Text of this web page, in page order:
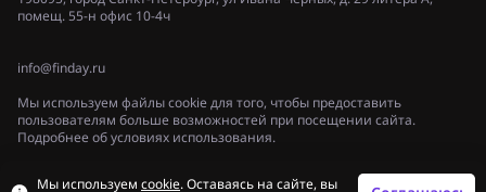
помещ. 55-н офис 10-4ч
info@finday.ru
Мы используем файлы cookie для того, чтобы предоставить
пользователям больше возможностей при посещении сайта.
Подробнее об условиях использования.
Мы используем cookie. Оставаясь на сайте, вы